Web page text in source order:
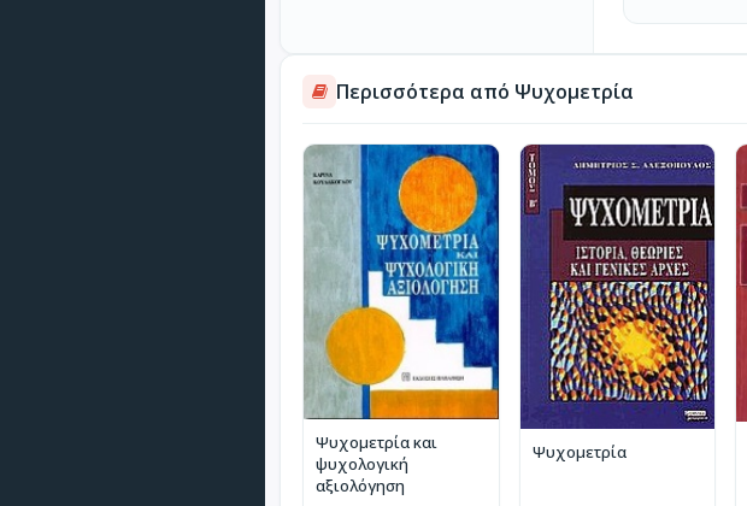
Περισσότερα από Ψυχομετρία
Ψυχομετρία και
ψυχολογική
αξιολόγηση
Ψυχομετρία